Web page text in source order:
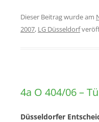
Dieser Beitrag wurde am
2007, LG Düsseldorf
4a O 404/06 –
Düsseldorfer